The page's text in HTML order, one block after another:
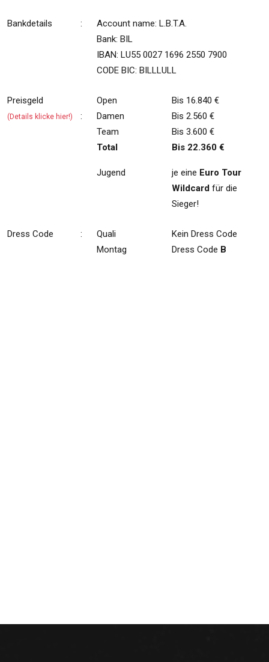
Bankdetails :
Account name: L.B.T.A.
Bank: BIL
IBAN: LU55 0027 1696 2550 7900
CODE BIC: BILLLULL
Preisgeld
(Details klicke hier!) :
Open
Bis 16.840 €
Damen
Bis 2.560 €
Team
Bis 3.600 €
Total
Bis 22.360 €
Jugend je eine Euro Tour
Wildcardfür die
Sieger!
Dress Code : Quali
Kein Dress Code
Montag
Dress Code B